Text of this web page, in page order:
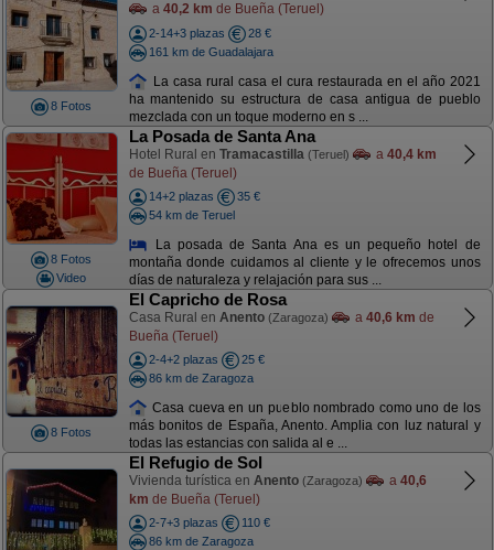
8 Fotos
a 40,2 km de Bueña (Teruel)
2-14+3 plazas
28 €
161 km de Guadalajara
La casa rural casa el cura restaurada en el año 2021
ha mantenido su estructura de casa antigua de pueblo
mezclada con un toque moderno en s ...
8 Fotos
Video
La Posada de Santa Ana
Hotel Rural en Tramacastilla (Teruel) a 40,4 km
de Bueña (Teruel)
14+2 plazas
35 €
54 km de Teruel
La posada de Santa Ana es un pequeño hotel de
montaña donde cuidamos al cliente y le ofrecemos unos
días de naturaleza y relajación para sus ...
8 Fotos
El Capricho de Rosa
Casa Rural en Anento (Zaragoza) a 40,6 km de
Bueña (Teruel)
2-4+2 plazas
25 €
86 km de Zaragoza
Casa cueva en un pueblo nombrado como uno de los
más bonitos de España, Anento. Amplia con luz natural y
todas las estancias con salida al e ...
El Refugio de Sol
Vivienda turística en Anento (Zaragoza) a 40,6
km de Bueña (Teruel)
2-7+3 plazas
110 €
86 km de Zaragoza